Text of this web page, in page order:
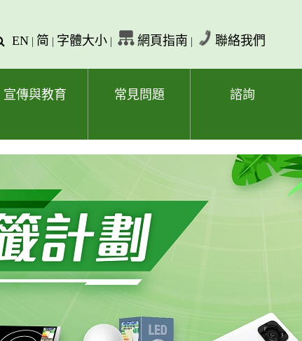
字
EN | 简 | 字體大小 | 網頁指南 | 聯絡我們
宣傳與教育 常見問題 諮詢